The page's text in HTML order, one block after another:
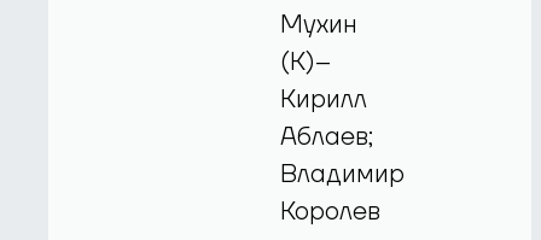
Мухин
(К)–
Кирилл
Аблаев;
Владимир
Королев